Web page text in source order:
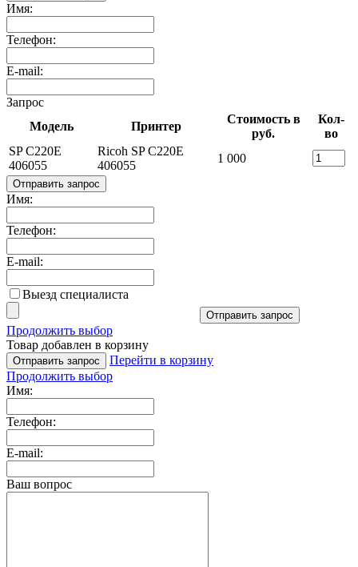
Имя:
Телефон:
E-mail:
Запрос
Модель
Принтер
Стоимость в
руб.
Кол-
во
SP C220E
406055
Ricoh SP C220E
406055
1 000
Отправить запрос
Имя:
Телефон:
E-mail:
Выезд специалиста
Отправить запрос
Продолжить выбор
Товар добавлен в корзину
Отправить запрос
Перейти в корзину
Продолжить выбор
Имя:
Телефон:
E-mail:
Ваш вопрос